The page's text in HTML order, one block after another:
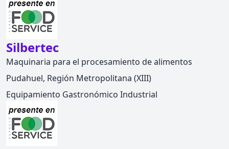
Silbertec
Maquinaria para el procesamiento de alimentos
Pudahuel, Región Metropolitana (XIII)
Equipamiento Gastronómico Industrial